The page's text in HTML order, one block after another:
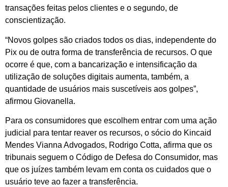
transações feitas pelos clientes e o segundo, de
conscientização.
“Novos golpes são criados todos os dias, independente do
Pix ou de outra forma de transferência de recursos. O que
ocorre é que, com a bancarização e intensificação da
utilização de soluções digitais aumenta, também, a
quantidade de usuários mais suscetíveis aos golpes”,
afirmou Giovanella.
Para os consumidores que escolhem entrar com uma ação
judicial para tentar reaver os recursos, o sócio do Kincaid
Mendes Vianna Advogados, Rodrigo Cotta, afirma que os
tribunais seguem o Código de Defesa do Consumidor, mas
que os juízes também levam em conta os cuidados que o
usuário teve ao fazer a transferência.